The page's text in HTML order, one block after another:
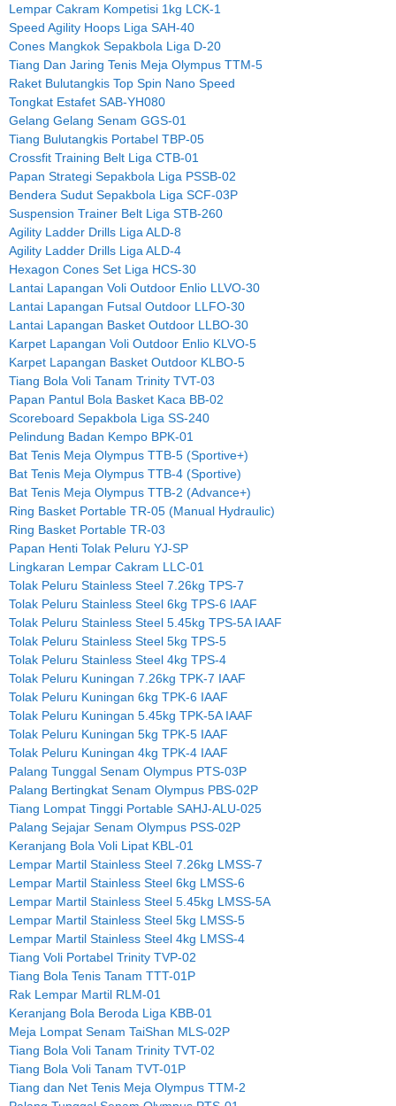
Lempar Cakram Kompetisi 1kg LCK-1
Speed Agility Hoops Liga SAH-40
Cones Mangkok Sepakbola Liga D-20
Tiang Dan Jaring Tenis Meja Olympus TTM-5
Raket Bulutangkis Top Spin Nano Speed
Tongkat Estafet SAB-YH080
Gelang Gelang Senam GGS-01
Tiang Bulutangkis Portabel TBP-05
Crossfit Training Belt Liga CTB-01
Papan Strategi Sepakbola Liga PSSB-02
Bendera Sudut Sepakbola Liga SCF-03P
Suspension Trainer Belt Liga STB-260
Agility Ladder Drills Liga ALD-8
Agility Ladder Drills Liga ALD-4
Hexagon Cones Set Liga HCS-30
Lantai Lapangan Voli Outdoor Enlio LLVO-30
Lantai Lapangan Futsal Outdoor LLFO-30
Lantai Lapangan Basket Outdoor LLBO-30
Karpet Lapangan Voli Outdoor Enlio KLVO-5
Karpet Lapangan Basket Outdoor KLBO-5
Tiang Bola Voli Tanam Trinity TVT-03
Papan Pantul Bola Basket Kaca BB-02
Scoreboard Sepakbola Liga SS-240
Pelindung Badan Kempo BPK-01
Bat Tenis Meja Olympus TTB-5 (Sportive+)
Bat Tenis Meja Olympus TTB-4 (Sportive)
Bat Tenis Meja Olympus TTB-2 (Advance+)
Ring Basket Portable TR-05 (Manual Hydraulic)
Ring Basket Portable TR-03
Papan Henti Tolak Peluru YJ-SP
Lingkaran Lempar Cakram LLC-01
Tolak Peluru Stainless Steel 7.26kg TPS-7
Tolak Peluru Stainless Steel 6kg TPS-6 IAAF
Tolak Peluru Stainless Steel 5.45kg TPS-5A IAAF
Tolak Peluru Stainless Steel 5kg TPS-5
Tolak Peluru Stainless Steel 4kg TPS-4
Tolak Peluru Kuningan 7.26kg TPK-7 IAAF
Tolak Peluru Kuningan 6kg TPK-6 IAAF
Tolak Peluru Kuningan 5.45kg TPK-5A IAAF
Tolak Peluru Kuningan 5kg TPK-5 IAAF
Tolak Peluru Kuningan 4kg TPK-4 IAAF
Palang Tunggal Senam Olympus PTS-03P
Palang Bertingkat Senam Olympus PBS-02P
Tiang Lompat Tinggi Portable SAHJ-ALU-025
Palang Sejajar Senam Olympus PSS-02P
Keranjang Bola Voli Lipat KBL-01
Lempar Martil Stainless Steel 7.26kg LMSS-7
Lempar Martil Stainless Steel 6kg LMSS-6
Lempar Martil Stainless Steel 5.45kg LMSS-5A
Lempar Martil Stainless Steel 5kg LMSS-5
Lempar Martil Stainless Steel 4kg LMSS-4
Tiang Voli Portabel Trinity TVP-02
Tiang Bola Tenis Tanam TTT-01P
Rak Lempar Martil RLM-01
Keranjang Bola Beroda Liga KBB-01
Meja Lompat Senam TaiShan MLS-02P
Tiang Bola Voli Tanam Trinity TVT-02
Tiang Bola Voli Tanam TVT-01P
Tiang dan Net Tenis Meja Olympus TTM-2